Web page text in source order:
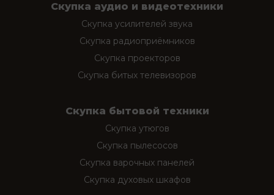
Скупка аудио и видеотехники
Скупка усилителей звука
Скупка радиоприёмников
Скупка проекторов
Скупка битых телевизоров
Скупка бытовой техники
Скупка утюгов
Скупка пылесосов
Скупка варочных панелей
Скупка духовых шкафов